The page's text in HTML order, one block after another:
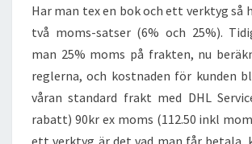
Har man tex en bok och ett verktyg så
två moms-satser (6% och 25%).
man 25% moms på frakten, nu
reglerna, och kostnaden för kunden
våran standard frakt med DHL
rabatt) 90kr ex moms (112.50 inkl
ett verktyg är det vad man får betala,